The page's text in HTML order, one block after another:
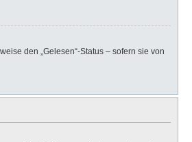
den „Gelesen“-Status – sofern sie von